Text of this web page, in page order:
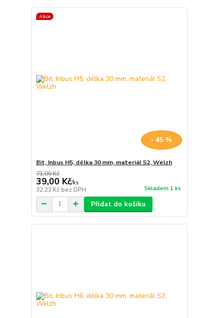
Akce
- 45 %
Bit, Inbus H5, délka 30 mm, materiál S2, Welzh
71,00 Kč
39,00 Kč/ks
32,23 Kč bez DPH Skladem 1 ks
Přidat do košíku